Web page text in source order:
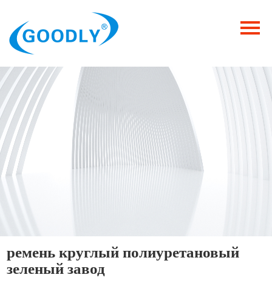
Продукция
ОТРАСЛИ
Категория
Новости
Контакты
ремень круглый полиуретановый
зеленый завод